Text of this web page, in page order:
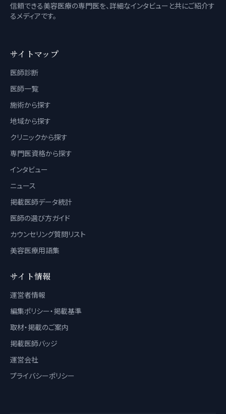
信頼できる美容医療の専門医を、詳細なインタビューと共にご紹介す
るメディアです。
サイトマップ
医師診断
医師一覧
施術から探す
地域から探す
クリニックから探す
専門医資格から探す
インタビュー
ニュース
掲載医師データ統計
医師の選び方ガイド
カウンセリング質問リスト
美容医療用語集
サイト情報
運営者情報
編集ポリシー・掲載基準
取材・掲載のご案内
掲載医師バッジ
運営会社
プライバシーポリシー